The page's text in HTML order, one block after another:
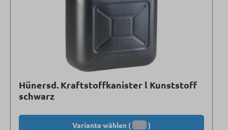
Hünersd. Kraftstoffkanister l Kunststoff
schwarz
Variante wählen ( )